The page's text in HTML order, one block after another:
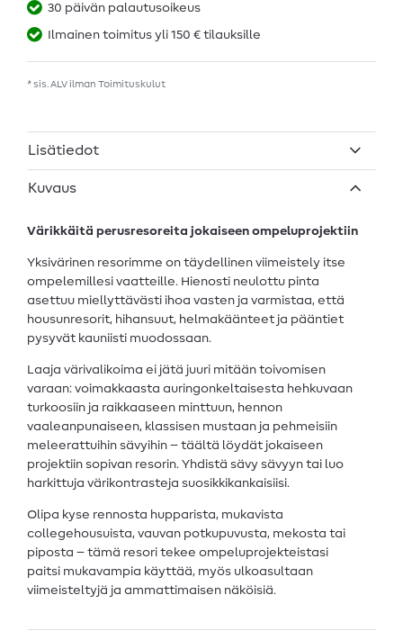
30 päivän palautusoikeus
Ilmainen toimitus yli 150 € tilauksille
* sis. ALV ilman Toimituskulut
Lisätiedot
Kuvaus
Värikkäitä perusresoreita jokaiseen ompeluprojektiin
Yksivärinen resorimme on täydellinen viimeistely itse
ompelemillesi vaatteille. Hienosti neulottu pinta
asettuu miellyttävästi ihoa vasten ja varmistaa, että
housunresorit, hihansuut, helmakäänteet ja pääntiet
pysyvät kauniisti muodossaan.
Laaja värivalikoima ei jätä juuri mitään toivomisen
varaan: voimakkaasta auringonkeltaisesta hehkuvaan
turkoosiin ja raikkaaseen minttuun, hennon
vaaleanpunaiseen, klassisen mustaan ja pehmeisiin
meleerattuihin sävyihin – täältä löydät jokaiseen
projektiin sopivan resorin. Yhdistä sävy sävyyn tai luo
harkittuja värikontrasteja suosikkikankaisiisi.
Olipa kyse rennosta hupparista, mukavista
collegehousuista, vauvan potkupuvusta, mekosta tai
piposta – tämä resori tekee ompeluprojekteistasi
paitsi mukavampia käyttää, myös ulkoasultaan
viimeisteltyjä ja ammattimaisen näköisiä.